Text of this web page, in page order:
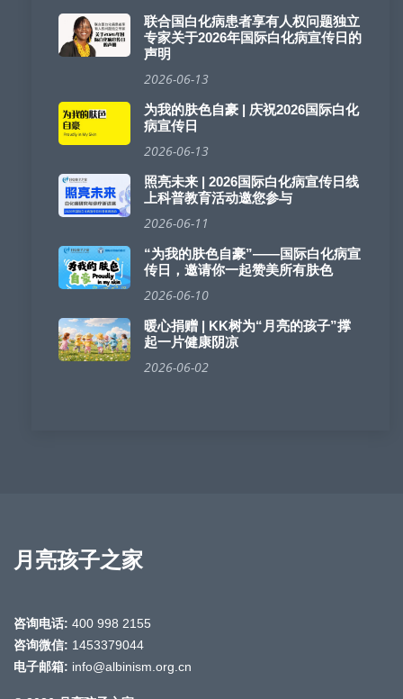
联合国白化病患者享有人权问题独立
专家关于2026年国际白化病宣传日的
声明
2026-06-13
为我的肤色自豪 | 庆祝2026国际白化
病宣传日
2026-06-13
照亮未来 | 2026国际白化病宣传日线
上科普教育活动邀您参与
2026-06-11
“为我的肤色自豪”——国际白化病宣
传日，邀请你一起赞美所有肤色
2026-06-10
暖心捐赠 | KK树为“月亮的孩子”撑
起一片健康阴凉
2026-06-02
月亮孩子之家
咨询电话: 400 998 2155
咨询微信: 1453379044
电子邮箱: info@albinism.org.cn